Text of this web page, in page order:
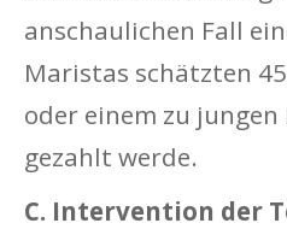
anschaulichen Fall
Maristas schätzten
oder einem zu
gezahlt werde.
C. Intervention der